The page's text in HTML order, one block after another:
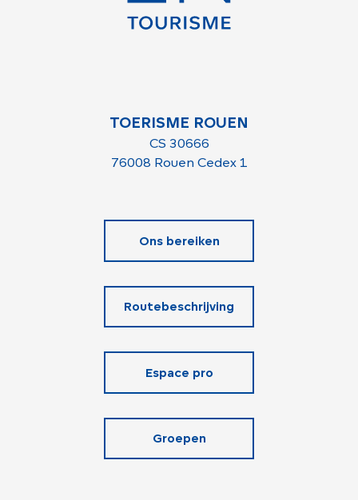
TOERISME ROUEN
CS 30666
76008 Rouen Cedex 1
Ons bereiken
Routebeschrijving
Espace pro
Groepen